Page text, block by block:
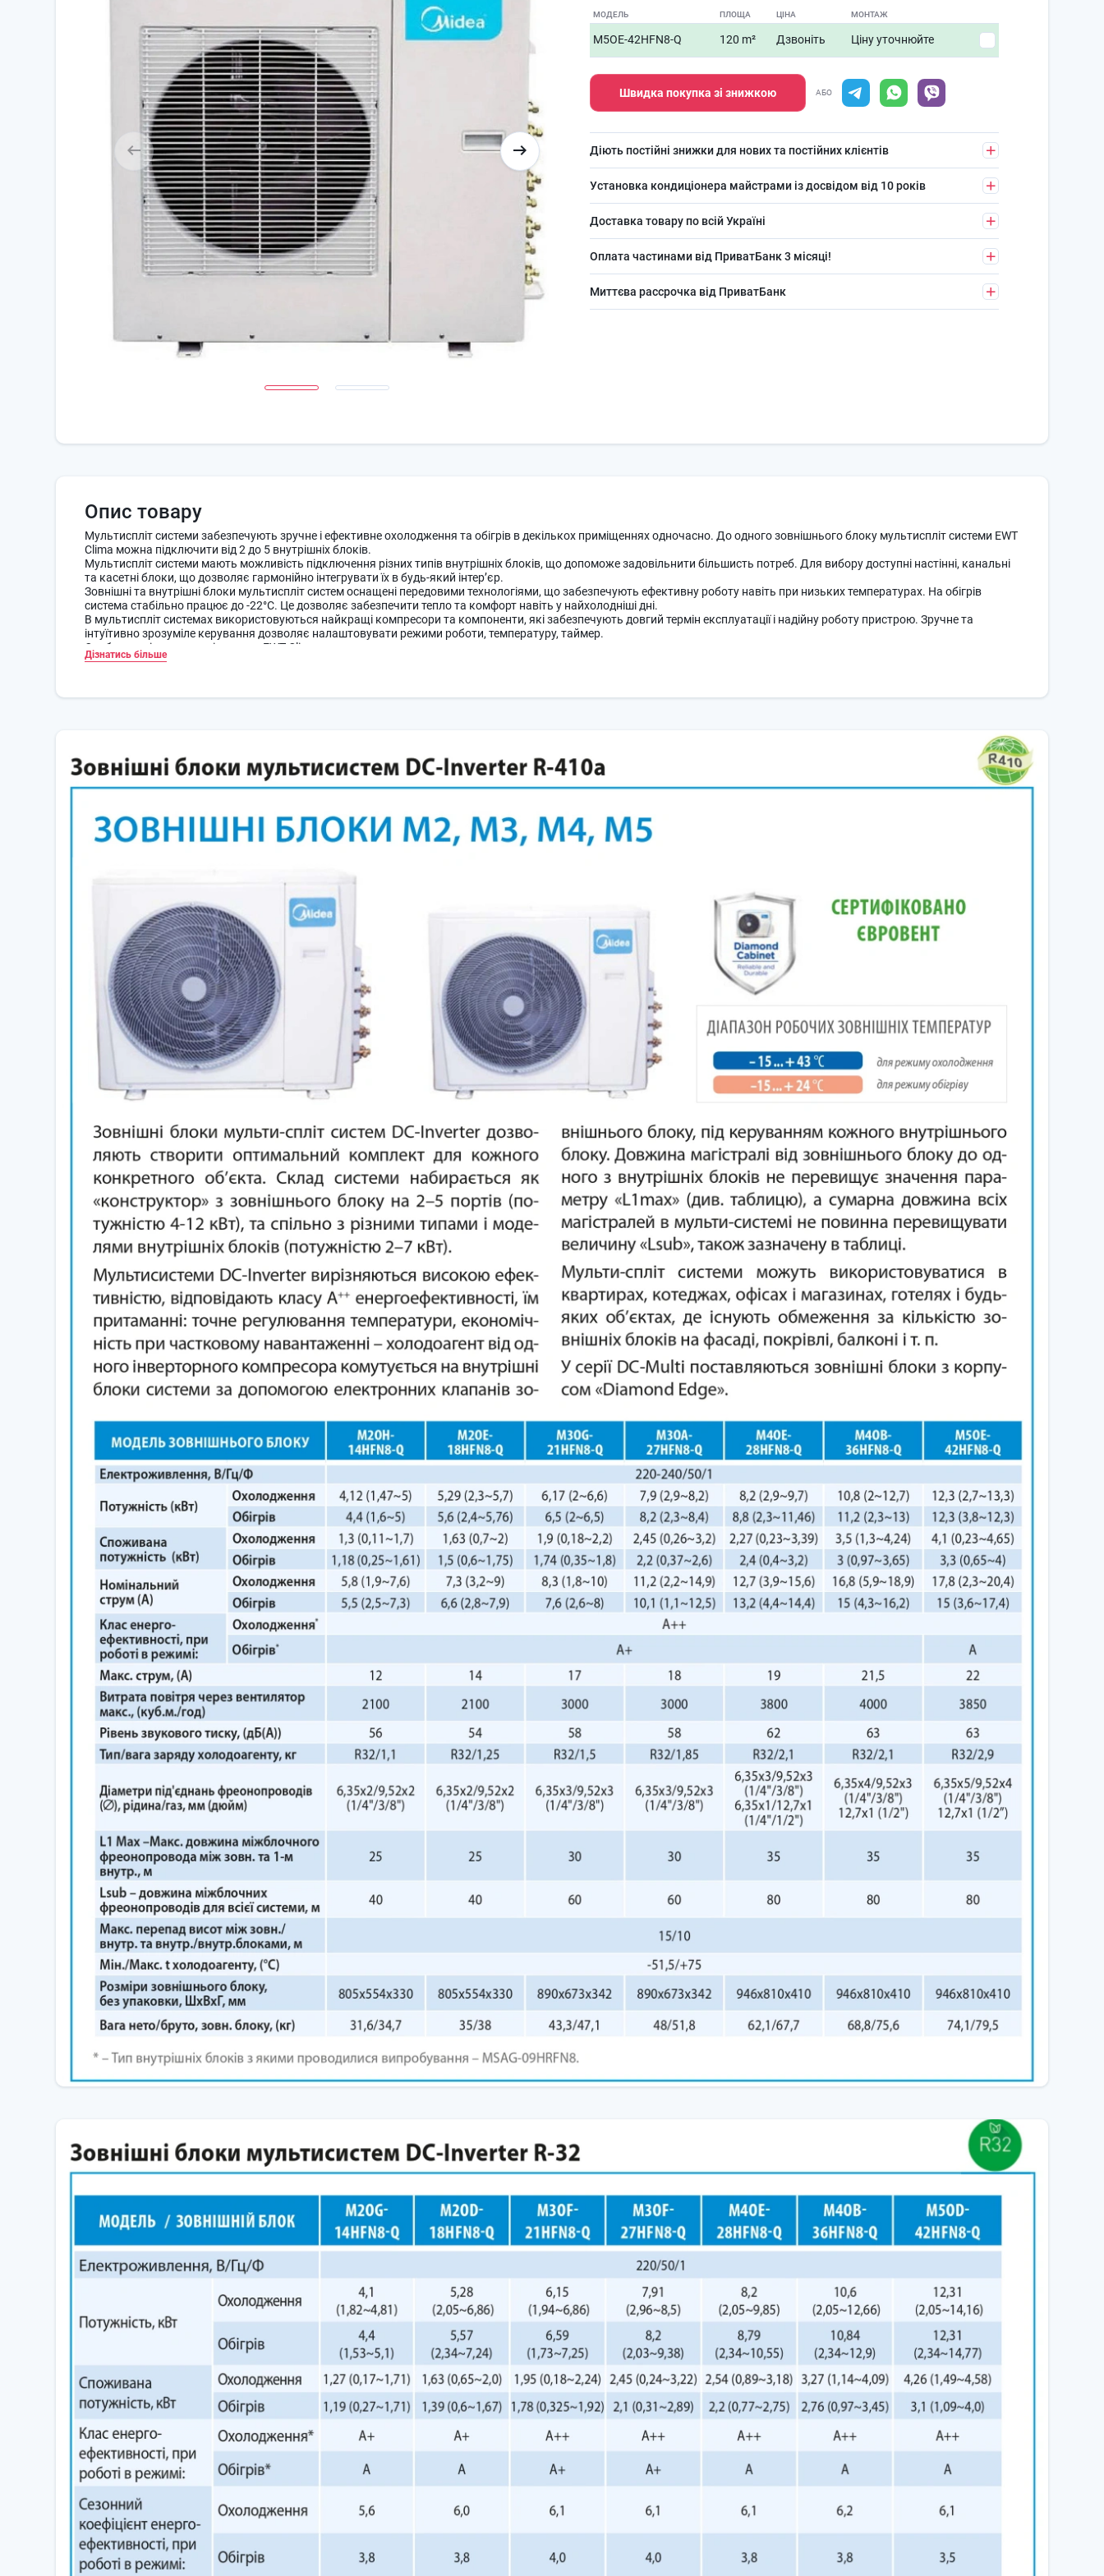
МОДЕЛЬ ПЛОЩА ЦІНА МОНТАЖ
M5OE-42HFN8-Q 120 m² Дзвоніть Ціну уточнюйте
Швидка покупка зі знижкою АБО
Діють постійні знижки для нових та постійних клієнтів
Установка кондиціонера майстрами із досвідом від 10 років
Доставка товару по всій Україні
Оплата частинами від ПриватБанк 3 місяці!
Миттєва рассрочка від ПриватБанк
Опис товару
Мультиспліт системи забезпечують зручне і ефективне охолодження та обігрів в декількох приміщеннях одночасно. До одного зовнішнього блоку мультиспліт системи EWT
Clima можна підключити від 2 до 5 внутрішніх блоків.
Мультиспліт системи мають можливість підключення різних типів внутрішніх блоків, що допоможе задовільнити більшисть потреб. Для вибору доступні настінні, канальні
та касетні блоки, що дозволяє гармонійно інтегрувати їх в будь-який інтер’єр.
Зовнішні та внутрішні блоки мультиспліт систем оснащені передовими технологіями, що забезпечують ефективну роботу навіть при низьких температурах. На обігрів
система стабільно працює до -22°C. Це дозволяє забезпечити тепло та комфорт навіть у найхолодніші дні.
В мультиспліт системах використовуються найкращі компресори та компоненти, які забезпечують довгий термін експлуатації і надійну роботу пристрою. Зручне та
інтуїтивно зрозуміле керування дозволяє налаштовувати режими роботи, температуру, таймер.
Особливості мультиспліт систем EWT Clima
Холодоагент R410
Дізнатись більше